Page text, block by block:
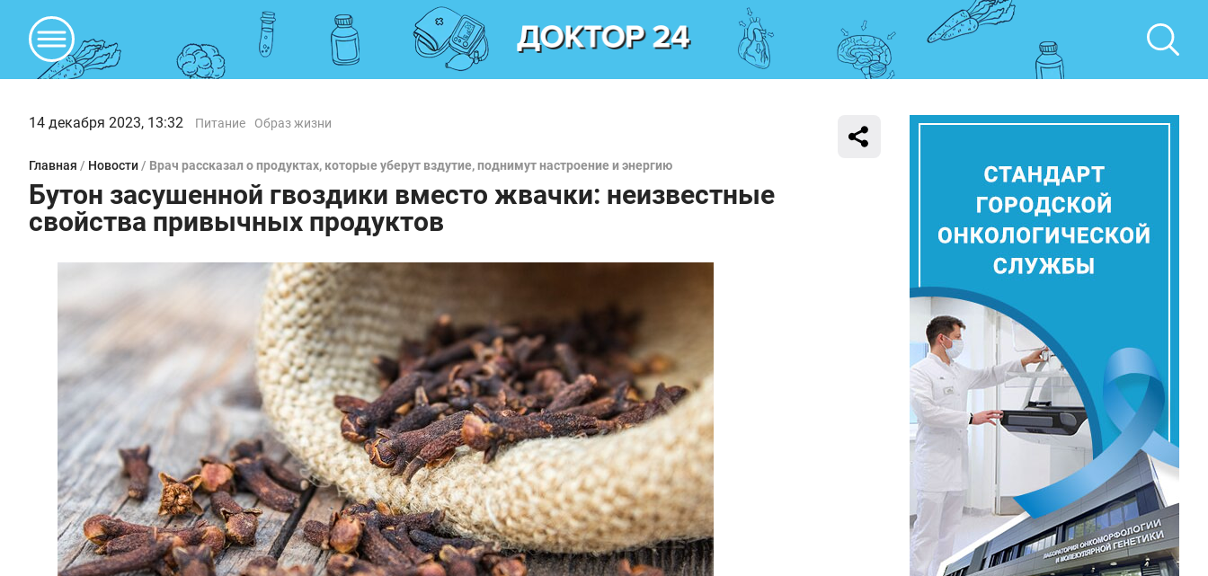
14 декабря 2023, 13:32 Питание Образ жизни
Главная / Новости / Врач рассказал о продуктах, которые уберут вздутие, поднимут настроение и энергию
Бутон засушенной гвоздики вместо жвачки: неизвестные
свойства привычных продуктов